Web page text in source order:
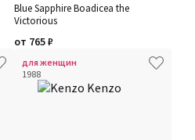
Blue Sapphire Boadicea the
Victorious
от 765₽
для женщин
1988